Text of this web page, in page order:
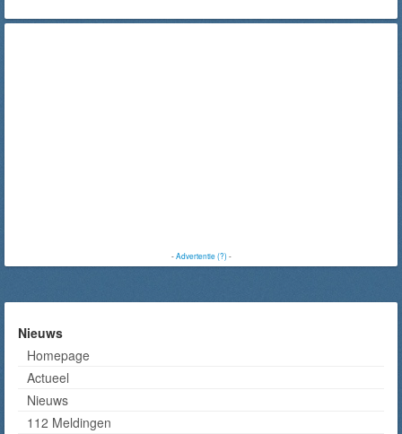
-Advertentie (?)-
Nieuws
Homepage
Actueel
Nieuws
112 Meldingen